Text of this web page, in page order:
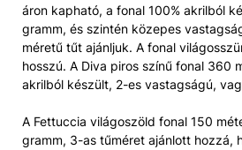
áron kapható, a fonal 100% akrilból
gramm, és szintén közepes
méretű tűt ajánljuk. A fonal
hosszú. A Diva piros színű fonal 360
akrilból készült, 2-es vastagságú,
A Fettuccia világoszöld fonal 150
gramm, 3-as tűméret ajánlott hozzá,